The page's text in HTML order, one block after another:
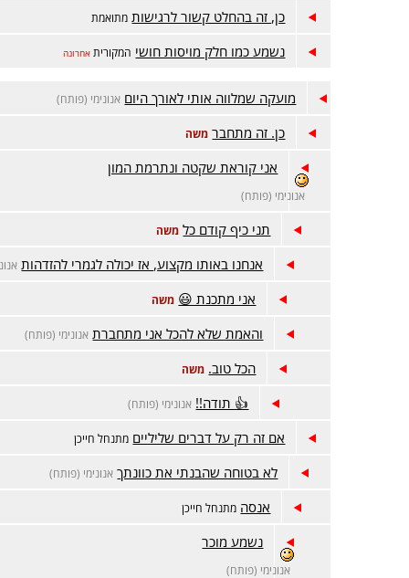
כן, זה בהחלט קשור לרגישות מתואמת
נשמע כמו חלק מויסות חושי המקורית אחרונה
מועקה שמלווה אותי לאורך היום אנונימי (פותח)
כן. זה מתחבר משה
אני קוראת שקטה ונתרמת המון
אנונימי (פותח)
תני כיף קודם כל משה
אנחנו באותו מקצוע, אז יכולה לגמרי להזדהות
אני מתכנת 😃 משה
והאמת שלא להכל אני מתחברת אנונימי (פותח)
הכל טוב. משה
👍 תודה!! אנונימי (פותח)
אם זה רק על דברים שליליים מתנחל חייכן
לא בטוחה שהבנתי את כוונתך אנונימי (פותח)
אנסה מתנחל חייכן
נשמע מוכר
אנונימי (פותח)